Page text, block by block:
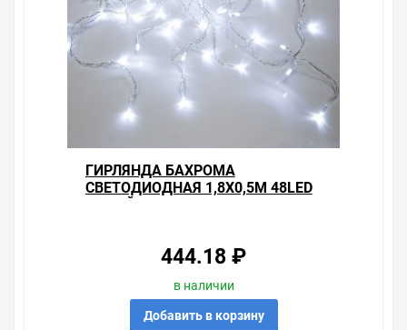
ГИРЛЯНДА БАХРОМА
СВЕТОДИОДНАЯ 1,8Х0,5М 48LED
444.18 ₽
в наличии
Добавить в корзину